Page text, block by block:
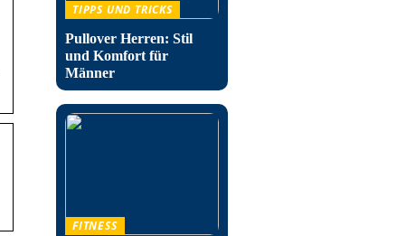
TIPPS UND TRICKS
Pullover Herren: Stil
und Komfort für
Männer
FITNESS